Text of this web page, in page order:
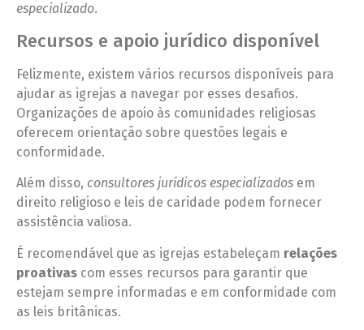
especializado.
Recursos e apoio jurídico disponível
Felizmente, existem vários recursos disponíveis para
ajudar as igrejas a navegar por esses desafios.
Organizações de apoio às comunidades religiosas
oferecem orientação sobre questões legais e
conformidade.
Além disso, consultores jurídicos especializados em
direito religioso e leis de caridade podem fornecer
assistência valiosa.
É recomendável que as igrejas estabeleçam relações
proativas com esses recursos para garantir que
estejam sempre informadas e em conformidade com
as leis britânicas.